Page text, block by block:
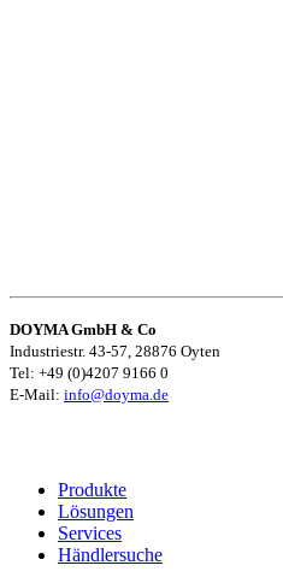
DOYMA GmbH & Co
Industriestr. 43-57, 28876 Oyten
Tel: +49 (0)4207 9166 0
E-Mail: info@doyma.de
Produkte
Lösungen
Services
Händlersuche